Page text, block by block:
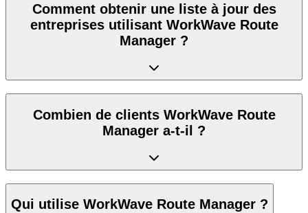
Comment obtenir une liste à jour des
entreprises utilisant WorkWave Route
Manager ?
Combien de clients WorkWave Route
Manager a-t-il ?
Qui utilise WorkWave Route Manager ?